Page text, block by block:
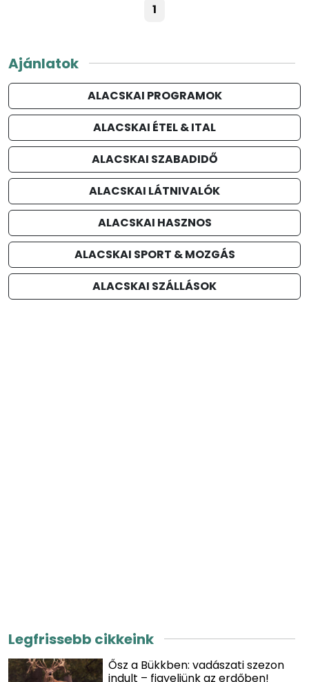
1
Ajánlatok
ALACSKAI PROGRAMOK
ALACSKAI ÉTEL & ITAL
ALACSKAI SZABADIDŐ
ALACSKAI LÁTNIVALÓK
ALACSKAI HASZNOS
ALACSKAI SPORT & MOZGÁS
ALACSKAI SZÁLLÁSOK
Legfrissebb cikkeink
Ősz a Bükkben: vadászati szezon
indult – figyeljünk az erdőben!